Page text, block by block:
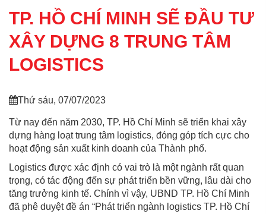
TP. HỒ CHÍ MINH SẼ ĐẦU TƯ
XÂY DỰNG 8 TRUNG TÂM
LOGISTICS
Thứ sáu, 07/07/2023
Từ nay đến năm 2030, TP. Hồ Chí Minh sẽ triển khai xây
dựng hàng loạt trung tâm logistics, đóng góp tích cực cho
hoạt động sản xuất kinh doanh của Thành phố.
Logistics được xác định có vai trò là một ngành rất quan
trọng, có tác động đến sự phát triển bền vững, lâu dài cho
tăng trưởng kinh tế. Chính vì vậy, UBND TP. Hồ Chí Minh
đã phê duyệt đề án “Phát triển ngành logistics TP. Hồ Chí